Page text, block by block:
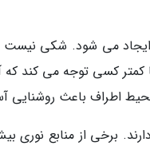
ایجاد می شود. شکی نیست
کسی توجه می کند که
اطراف باعث روشنایی
برخی از منابع نوری